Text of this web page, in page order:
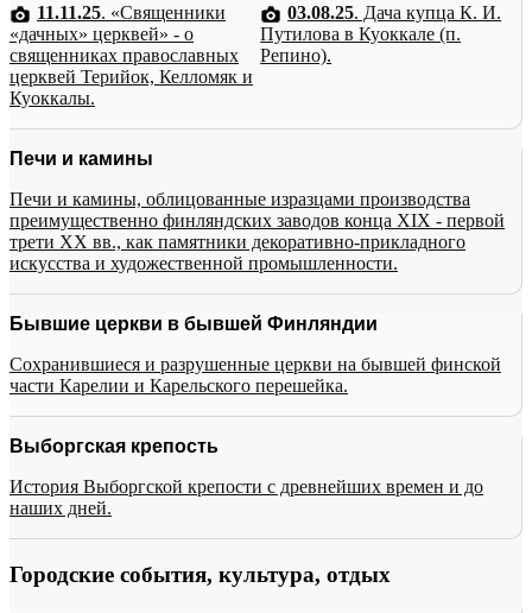
11.11.25. «Священники
«дачных» церквей» - о
священниках православных
церквей Терийок, Келломяк и
Куоккалы.
03.08.25. Дача купца К. И.
Путилова в Куоккале (п.
Репино).
Печи и камины
Печи и камины, облицованные изразцами производства
преимущественно финляндских заводов конца XIX - первой
трети XX вв., как памятники декоративно-прикладного
искусства и художественной промышленности.
Бывшие церкви в бывшей Финляндии
Сохранившиеся и разрушенные церкви на бывшей финской
части Карелии и Карельского перешейка.
Выборгская крепость
История Выборгской крепости с древнейших времен и до
наших дней.
Городские события, культура, отдых